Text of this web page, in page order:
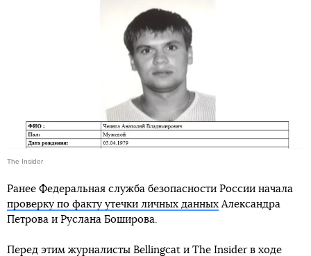
The Insider
Ранее Федеральная служба безопасности России начала
проверку по факту утечки личных данных Александра
Петрова и Руслана Боширова.
Перед этим журналисты Bellingcat и The Insider в ходе